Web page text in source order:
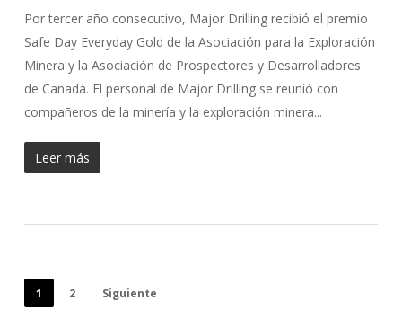
Por tercer año consecutivo, Major Drilling recibió el premio
Safe Day Everyday Gold de la Asociación para la Exploración
Minera y la Asociación de Prospectores y Desarrolladores
de Canadá. El personal de Major Drilling se reunió con
compañeros de la minería y la exploración minera...
Leer más
1 2 Siguiente